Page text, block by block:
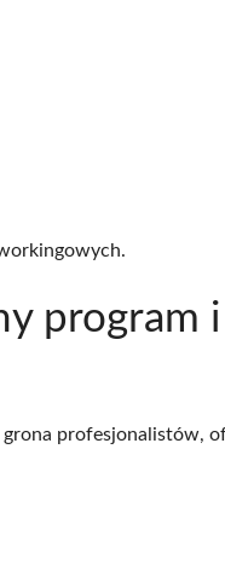
program
profesjonalistów,